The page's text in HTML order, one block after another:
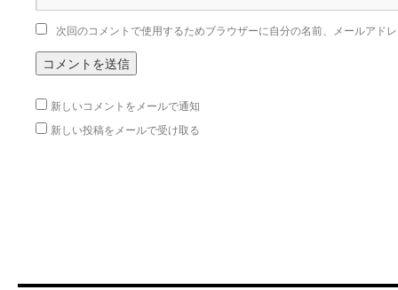
次回のコメントで使用するためブラウザーに自分の名前、メールアド
新しいコメントをメールで通知
新しい投稿をメールで受け取る